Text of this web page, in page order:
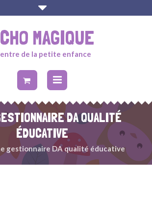
MAGIQUE
de la petite enfance
DA QUALITÉ
ÉDUCATIVE
gestionnaire DA qualité éducative